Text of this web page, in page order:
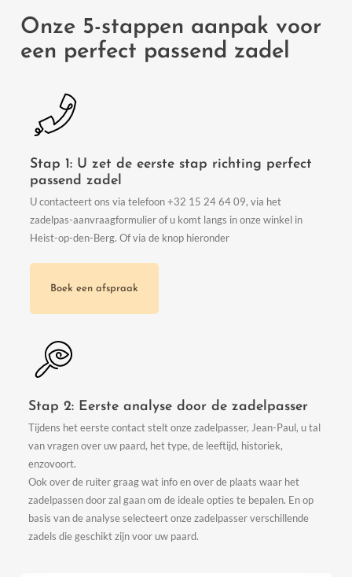
Onze 5-stappen aanpak voor
een perfect passend zadel
Stap 1: U zet de eerste stap richting perfect
passend zadel
U contacteert ons via telefoon +32 15 24 64 09, via het
zadelpas-aanvraagformulier of u komt langs in onze winkel in
Heist-op-den-Berg. Of via de knop hieronder
Boek een afspraak
Stap 2: Eerste analyse door de zadelpasser
Tijdens het eerste contact stelt onze zadelpasser, Jean-Paul, u tal
van vragen over uw paard, het type, de leeftijd, historiek,
enzovoort.
Ook over de ruiter graag wat info en over de plaats waar het
zadelpassen door zal gaan om de ideale opties te bepalen. En op
basis van de analyse selecteert onze zadelpasser verschillende
zadels die geschikt zijn voor uw paard.